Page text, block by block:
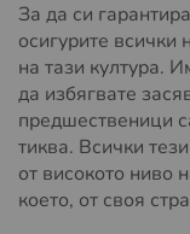
За да си
осигурите
на тази култура.
да избягвате
предшественици
тиква. Всички
от високото ниво
което, от своя